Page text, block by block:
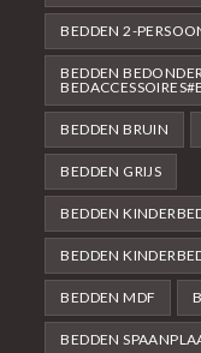
BEDDEN 2-
BEDDEN
BEDDEN BRUIN
BEDDEN GRIJS
BEDDEN
BEDDEN
BEDDEN MDF
BEDDEN